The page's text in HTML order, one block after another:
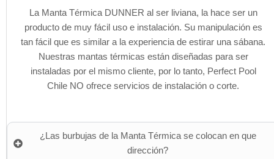
La Manta Térmica DUNNER al ser liviana, la hace ser un
producto de muy fácil uso e instalación. Su manipulación es
tan fácil que es similar a la experiencia de estirar una sábana.
Nuestras mantas térmicas están diseñadas para ser
instaladas por el mismo cliente, por lo tanto, Perfect Pool
Chile NO ofrece servicios de instalación o corte.
¿Las burbujas de la Manta Térmica se colocan en que
dirección?